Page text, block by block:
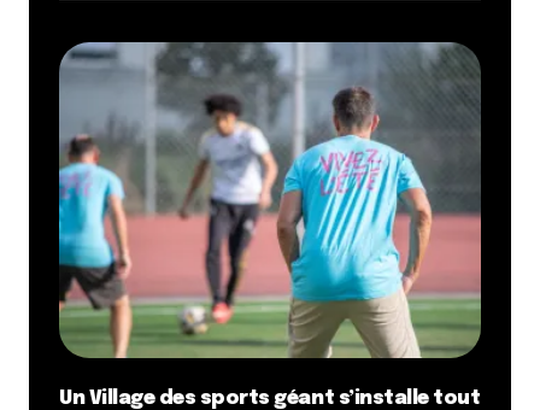
Un Village des sports géant s’installe tout